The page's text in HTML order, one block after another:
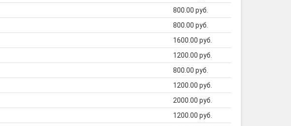
800.00 руб.
800.00 руб.
1600.00 руб.
1200.00 руб.
800.00 руб.
1200.00 руб.
2000.00 руб.
1200.00 руб.